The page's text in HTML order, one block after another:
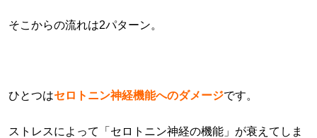
そこからの流れは2パターン。
ひとつはセロトニン神経機能へのダメージです。
ストレスによって「セロトニン神経の機能」が衰えてしま